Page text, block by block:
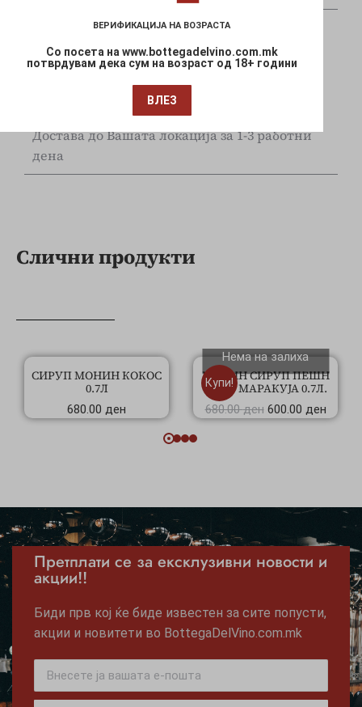
Брза испорака
Достава до Вашата локација за 1-3 работни
дена
Слични продукти
СИРУП МОНИН КОКОС
0.7Л
680.00 ден
Купи!
Нема на залиха
МОНИН СИРУП ПЕШН
ФРУТ МАРАКУЈА 0.7Л.
680.00ден 600.00 ден
Претплати се за ексклузивни новости и
акции!!
Биди прв кој ќе биде известен за сите попусти,
акции и новитети во BottegaDelVino.com.mk
ВЕРИФИКАЦИЈА НА ВОЗРАСТА
Со посета на www.bottegadelvino.com.mk
потврдувам дека сум на возраст од 18+ години
ВЛЕЗ